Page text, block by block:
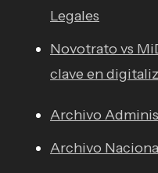
Legales
Novotrato vs
clave en
Archivo
Archivo